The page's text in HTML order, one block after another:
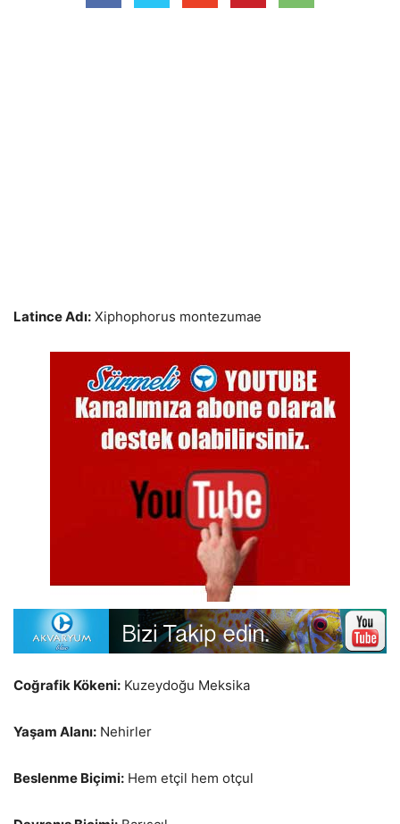
Latince Adı: Xiphophorus montezumae
Coğrafik Kökeni: Kuzeydoğu Meksika
Yaşam Alanı: Nehirler
Beslenme Biçimi: Hem etçil hem otçul